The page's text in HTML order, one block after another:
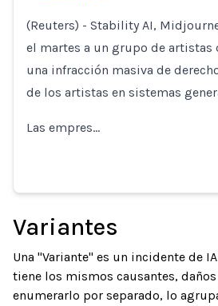
(Reuters) - Stability AI,
el martes a un grupo de artistas
una infracción masiva de
de los artistas en sistemas
Las empres…
Variantes
Una "Variante" es un incidente de
tiene los mismos causantes,
enumerarlo por separado, lo